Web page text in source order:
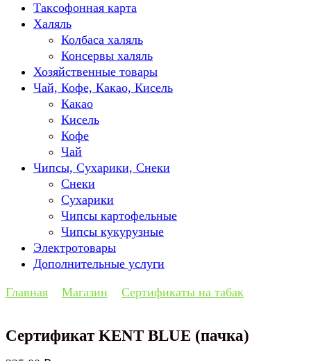
Таксофонная карта
Халяль
Колбаса халяль
Консервы халяль
Хозяйственные товары
Чай, Кофе, Какао, Кисель
Какао
Кисель
Кофе
Чай
Чипсы, Сухарики, Снеки
Снеки
Сухарики
Чипсы картофельные
Чипсы кукурузные
Электротовары
Дополнительные услуги
Главная Магазин Сертификаты на табак
Сертификат KENT BLUE (пачка)